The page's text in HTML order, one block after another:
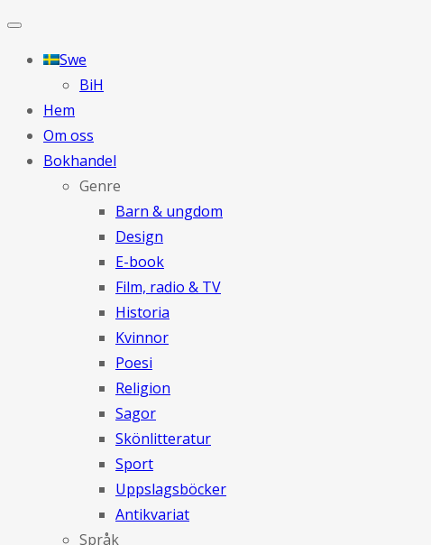
Swe
BiH
Hem
Om oss
Bokhandel
Genre
Barn & ungdom
Design
E-book
Film, radio & TV
Historia
Kvinnor
Poesi
Religion
Sagor
Skönlitteratur
Sport
Uppslagsböcker
Antikvariat
Språk